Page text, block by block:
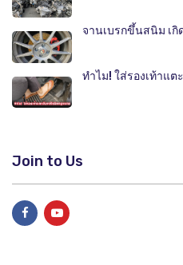
จานเบรกขึ้นสนิม เกิ
ทำไม! ใส่รองเท้าแ
Join to Us